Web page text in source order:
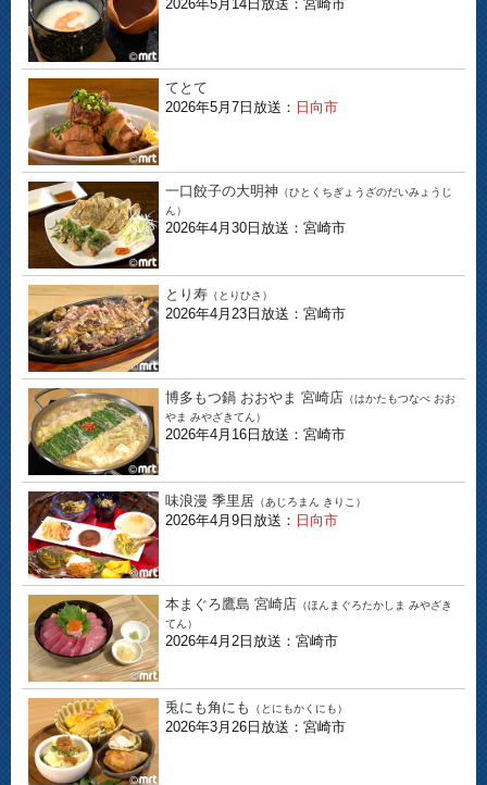
2026年5月14日放送：宮崎市
てとて
2026年5月7日放送： 日向市
一口餃子の大明神 （ひとくちぎょうざのだいみょうじ
ん）
2026年4月30日放送：宮崎市
とり寿 （とりひさ）
2026年4月23日放送：宮崎市
博多もつ鍋 おおやま 宮崎店 （はかたもつなべ おお
やま みやざきてん）
2026年4月16日放送：宮崎市
味浪漫 季里居 （あじろまん きりこ）
2026年4月9日放送： 日向市
本まぐろ鷹島 宮崎店 （ほんまぐろたかしま みやざき
てん）
2026年4月2日放送：宮崎市
兎にも角にも （とにもかくにも）
2026年3月26日放送：宮崎市